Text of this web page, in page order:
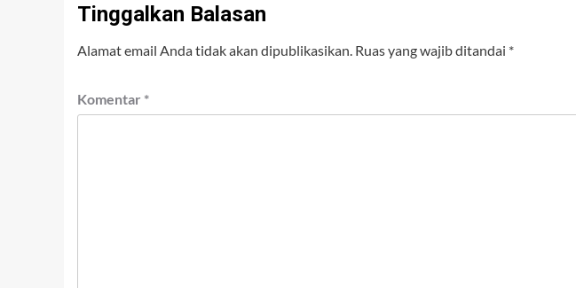
Tinggalkan Balasan
Alamat email Anda tidak akan dipublikasikan. Ruas yang wajib ditandai *
Komentar *